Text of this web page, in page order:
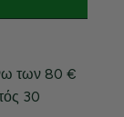
των 80 €
30